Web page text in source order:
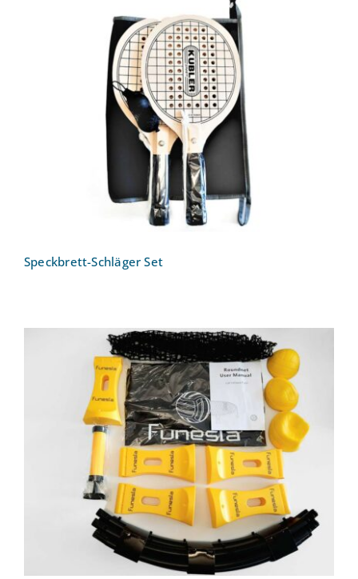
Speckbrett-Schläger Set
Speckbrett-Schläger Set
Spikeball (Funesla)